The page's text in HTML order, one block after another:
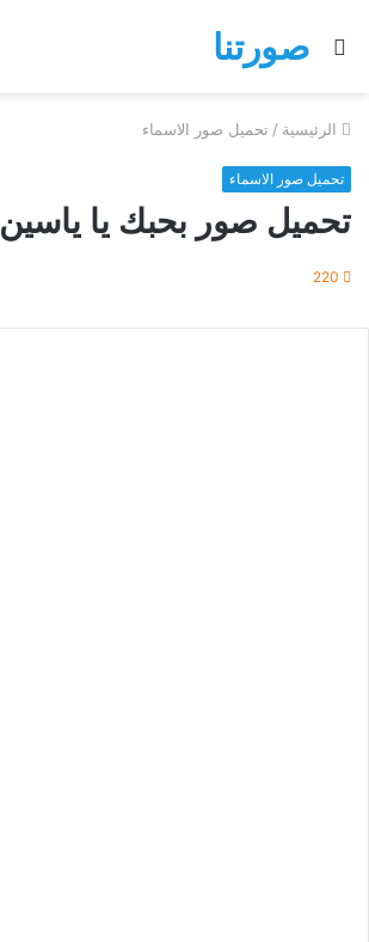
صورتنا
بحث
الرئيسية / تحميل صور الاسماء
تحميل صور الاسماء
تحميل صور بحبك يا ياسين
220